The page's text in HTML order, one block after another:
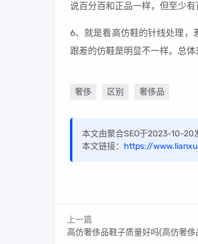
说百分百和正品一样，但至少
6、就是看高仿鞋的针线处理，
跟差的仿鞋是明显不一样。总
奢侈 区别 奢侈品
本文由聚合SEO于2023-10-20
本文链接： https://
上一篇
高仿奢侈品鞋子质量好吗(高仿奢